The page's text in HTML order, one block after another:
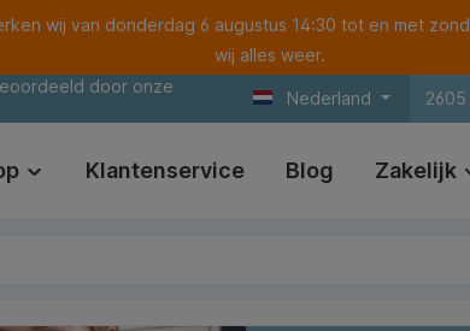
wij van donderdag 6 augustus 14:30 tot en met
wij alles weer.
door onze
Nederland 2605
Klantenservice Blog Zakelijk